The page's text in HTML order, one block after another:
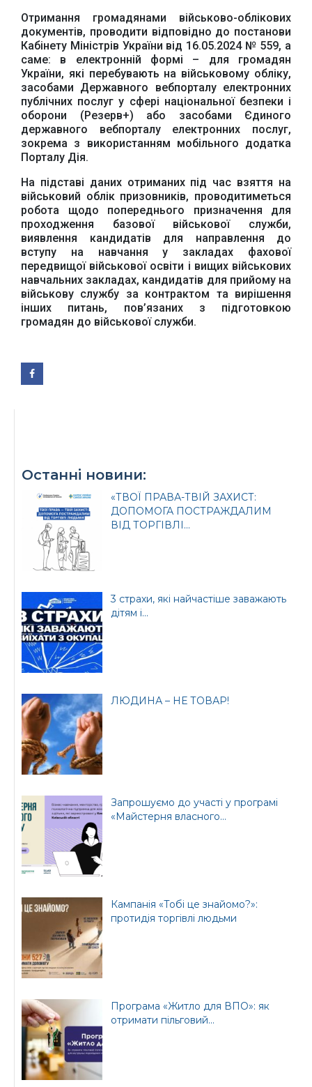
Отримання громадянами військово-облікових
документів, проводити відповідно до постанови
Кабінету Міністрів України від 16.05.2024 № 559, а
саме: в електронній формі – для громадян
України, які перебувають на військовому обліку,
засобами Державного вебпорталу електронних
публічних послуг у сфері національної безпеки і
оборони (Резерв+) або засобами Єдиного
державного вебпорталу електронних послуг,
зокрема з використанням мобільного додатка
Порталу Дія.
На підставі даних отриманих під час взяття на
військовий облік призовників, проводитиметься
робота щодо попереднього призначення для
проходження базової військової служби,
виявлення кандидатів для направлення до
вступу на навчання у закладах фахової
передвищої військової освіти і вищих військових
навчальних закладах, кандидатів для прийому на
військову службу за контрактом та вирішення
інших питань, пов’язаних з підготовкою
громадян до військової служби.
Останні новини:
«ТВОЇ ПРАВА-ТВІЙ ЗАХИСТ:
ДОПОМОГА ПОСТРАЖДАЛИМ
ВІД ТОРГІВЛІ...
3 страхи, які найчастіше заважають
дітям і...
ЛЮДИНА – НЕ ТОВАР!
Запрошуємо до участі у програмі
«Майстерня власного...
Кампанія «Тобі це знайомо?»:
протидія торгівлі людьми
Програма «Житло для ВПО»: як
отримати пільговий...
Офіційний веб-сайт
Верховної Ради
України
Офіційне інтернет-
представництво
Президента України
Урядовий портал
Офіційний веб-сайт
Бориспільської РДА
Офіційний веб-сайт
Бориспільської
районної ради